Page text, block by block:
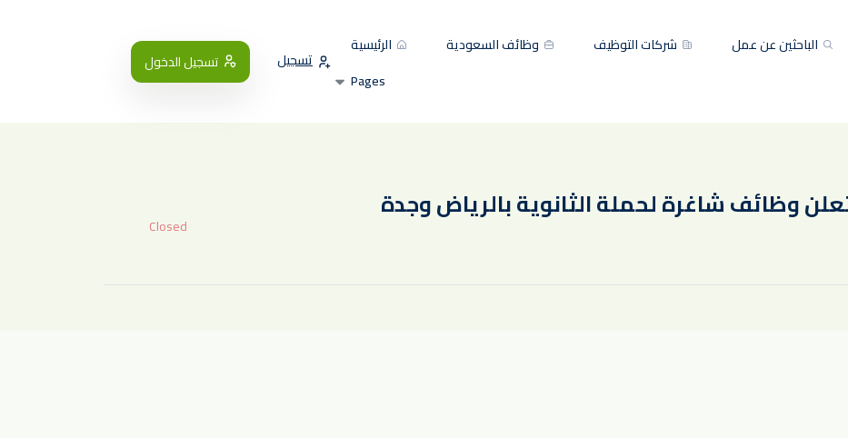
الرئيسية وظائف السعودية شركات التوظيف الباحثين عن عمل
Pages
تسجيل تسجيل الدخول
وظائف شاغرة لحملة الثانوية بالرياض وجدة
Closed